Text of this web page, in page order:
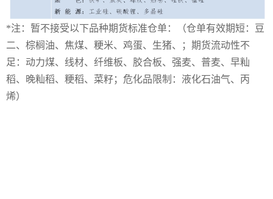
*注：暂不接受以下品种期货标准仓单：（仓单有效期短：豆
二、棕榈油、焦煤、粳米、鸡蛋、生猪、；期货流动性不
足：动力煤、线材、纤维板、胶合板、强麦、普麦、早籼
稻、晚籼稻、粳稻、菜籽；危化品限制：液化石油气、丙
烯）